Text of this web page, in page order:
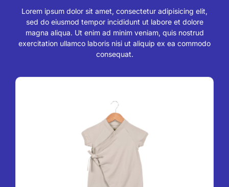
Lorem ipsum dolor sit amet, consectetur adipisicing elit,
sed do eiusmod tempor incididunt ut labore et dolore
magna aliqua. Ut enim ad minim veniam, quis nostrud
exercitation ullamco laboris nisi ut aliquip ex ea commodo
consequat.